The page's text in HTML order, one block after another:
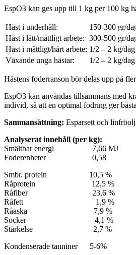
EspO3 kan ges upp till 1 kg per 100 kg
Häst i underhåll:
150-300 gr/
Häst i lätt/måttligt arbete: 300-500 gr/
Häst i måttligt/hårt arbete: 1/2 – 2 kg/dag
Växande unga hästar:
1/2 – 2 kg/dag
Hästens foderranson bör delas upp på
EspO3 kan användas tillsammans med
individ, så att en optimal fodring ger
Sammansättning: Esparsett och
Analyserat innehåll (per kg):
Smältbar energi 7,66 MJ
Foderenheter 0,58
Smbr. protein 10,5 %
Råprotein 12,5 %
Råfiber 23,6 %
Råfett 1,9 %
Råaska 7,9 %
Socker 4,1 %
Stärkelse 2,7 %
Kondenserade tanniner 5-6%